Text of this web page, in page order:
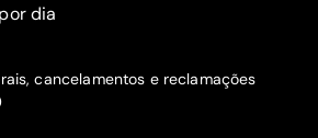
dia
cancelamentos e reclamações